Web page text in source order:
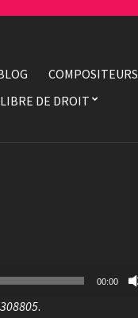
COMPOSITEURS
DE DROIT
00:00
.